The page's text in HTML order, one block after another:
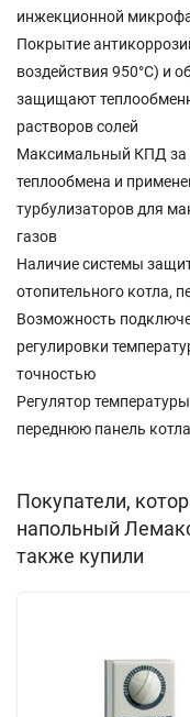
инжекционной
Покрытие
воздействия 950°С) и
защищают
растворов солей
Максимальный КПД за
теплообмена и
турбулизаторов для
газов
Наличие системы
отопительного котла,
Возможность
регулировки
точностью
Регулятор
переднюю панель котла
Покупатели,
напольный
также купили